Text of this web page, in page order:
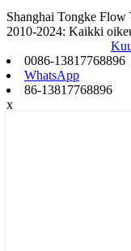
Shanghai Tongke
2010-2024: Kaikki
0086-13817768896
WhatsApp
86-13817768896
x